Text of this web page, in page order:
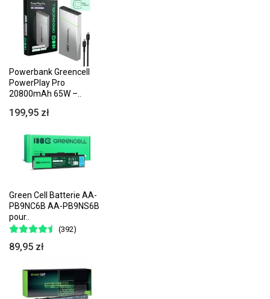
Powerbank Greencell
PowerPlay Pro
20800mAh 65W –..
199,95 zł
Green Cell Batterie AA-
PB9NC6B AA-PB9NS6B
pour..
(392)
89,95 zł